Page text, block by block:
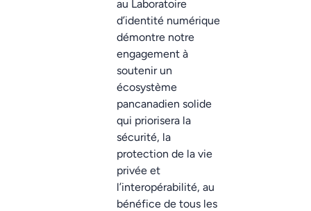
au Laboratoire
d’identité numérique
démontre notre
engagement à
soutenir un
écosystème
pancanadien solide
qui priorisera la
sécurité, la
protection de la vie
privée et
l’interopérabilité, au
bénéfice de tous les